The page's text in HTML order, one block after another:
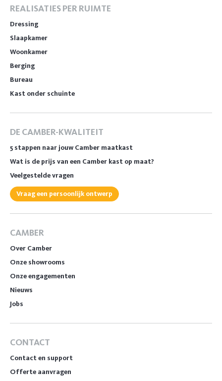
REALISATIES PER RUIMTE
Dressing
Slaapkamer
Woonkamer
Berging
Bureau
Kast onder schuinte
DE CAMBER-KWALITEIT
5 stappen naar jouw Camber maatkast
Wat is de prijs van een Camber kast op maat?
Veelgestelde vragen
Vraag een persoonlijk ontwerp
CAMBER
Over Camber
Onze showrooms
Onze engagementen
Nieuws
Jobs
CONTACT
Contact en support
Offerte aanvragen